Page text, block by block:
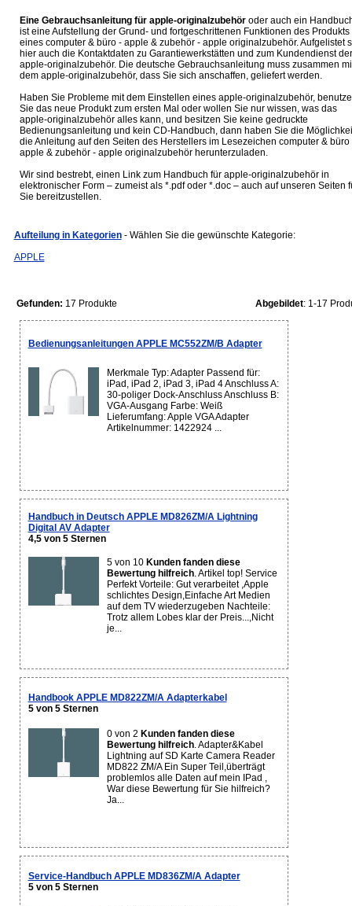
Eine Gebrauchsanleitung für apple-originalzubehöroder auch ein
ist eine Aufstellung der Grund- und fortgeschrittenen Funktionen des Produkts
eines computer & büro - apple & zubehör - apple originalzubehör. Aufgelistet
hier auch die Kontaktdaten zu Garantiewerkstätten und zum Kundendienst der
apple-originalzubehör. Die deutsche Gebrauchsanleitung muss zusammen
dem apple-originalzubehör, dass Sie sich anschaffen, geliefert werden.
Haben Sie Probleme mit dem Einstellen eines apple-originalzubehör,
Sie das neue Produkt zum ersten Mal oder wollen Sie nur wissen, was das
apple-originalzubehör alles kann, und besitzen Sie keine gedruckte
Bedienungsanleitung und kein CD-Handbuch, dann haben Sie die
die Anleitung auf den Seiten des Herstellers im Lesezeichen computer & büro
apple & zubehör - apple originalzubehör herunterzuladen.
Wir sind bestrebt, einen Link zum Handbuch für apple-originalzubehör in
elektronischer Form – zumeist als *.pdf oder *.doc – auch auf unseren Seiten
Sie bereitzustellen.
Aufteilung in Kategorien - Wählen Sie die gewünschte Kategorie:
APPLE
Gefunden: 17 Produkte Abgebildet: 1-17
Bedienungsanleitungen APPLE MC552ZM/B Adapter
Merkmale Typ: Adapter Passend für:
iPad, iPad 2, iPad 3, iPad 4 Anschluss A:
30-poliger Dock-Anschluss Anschluss B:
VGA-Ausgang Farbe: Weiß
Lieferumfang: Apple VGA Adapter
Artikelnummer: 1422924 ...
Handbuch in Deutsch APPLE MD826ZM/A Lightning
Digital AV Adapter
4,5 von 5 Sternen
5 von 10 Kunden fanden diese
Bewertung hilfreich. Artikel top! Service
Perfekt Vorteile: Gut verarbeitet ,Apple
schlichtes Design,Einfache Art Medien
auf dem TV wiederzugeben Nachteile:
Trotz allem Lobes klar der Preis...,Nicht
je...
Handbook APPLE MD822ZM/A Adapterkabel
5 von 5 Sternen
0 von 2 Kunden fanden diese
Bewertung hilfreich. Adapter&Kabel
Lightning auf SD Karte Camera Reader
MD822 ZM/A Ein Super Teil,überträgt
problemlos alle Daten auf mein IPad ,
War diese Bewertung für Sie hilfreich?
Ja...
Service-Handbuch APPLE MD836ZM/A Adapter
5 von 5 Sternen